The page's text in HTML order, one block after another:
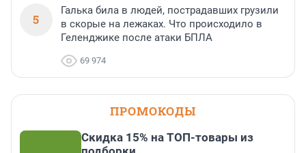
5
Галька била в людей, пострадавших грузили
в скорые на лежаках. Что происходило в
Геленджике после атаки БПЛА
69 974
ПРОМОКОДЫ
Скидка 15% на ТОП-товары из